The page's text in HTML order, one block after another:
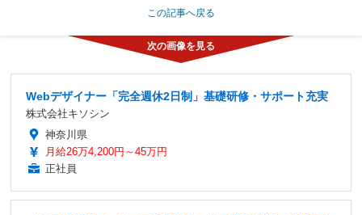
この記事へ戻る
Webデザイナー「完全週休2日制」基礎研修・サポート充実
株式会社キソシン
神奈川県
月給26万4,200円～45万円
正社員